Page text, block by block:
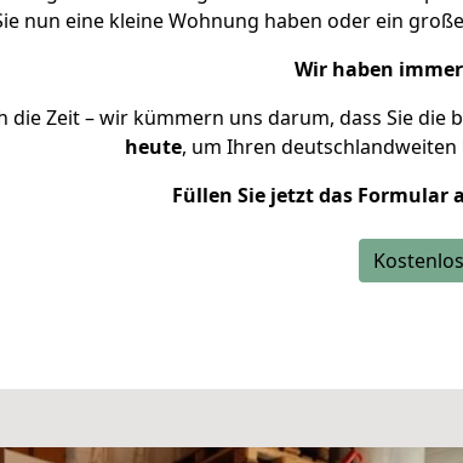
nun eine kleine Wohnung haben oder ein
Wir haben
die Zeit – wir kümmern uns darum, dass Sie die
heute, um Ihren
Füllen Sie jetzt das Formular